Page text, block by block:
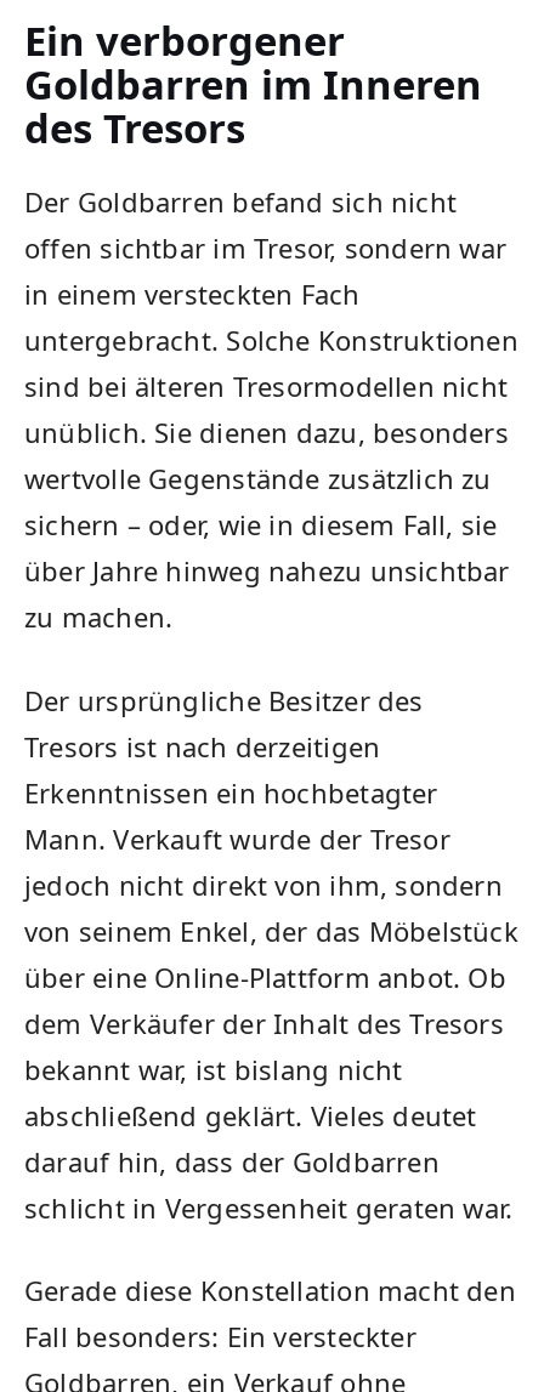
Ein verborgener
Goldbarren im Inneren
des Tresors
Der Goldbarren befand sich nicht
offen sichtbar im Tresor, sondern war
in einem versteckten Fach
untergebracht. Solche Konstruktionen
sind bei älteren Tresormodellen nicht
unüblich. Sie dienen dazu, besonders
wertvolle Gegenstände zusätzlich zu
sichern – oder, wie in diesem Fall, sie
über Jahre hinweg nahezu unsichtbar
zu machen.
Der ursprüngliche Besitzer des
Tresors ist nach derzeitigen
Erkenntnissen ein hochbetagter
Mann. Verkauft wurde der Tresor
jedoch nicht direkt von ihm, sondern
von seinem Enkel, der das Möbelstück
über eine Online-Plattform anbot. Ob
dem Verkäufer der Inhalt des Tresors
bekannt war, ist bislang nicht
abschließend geklärt. Vieles deutet
darauf hin, dass der Goldbarren
schlicht in Vergessenheit geraten war.
Gerade diese Konstellation macht den
Fall besonders: Ein versteckter
Goldbarren, ein Verkauf ohne